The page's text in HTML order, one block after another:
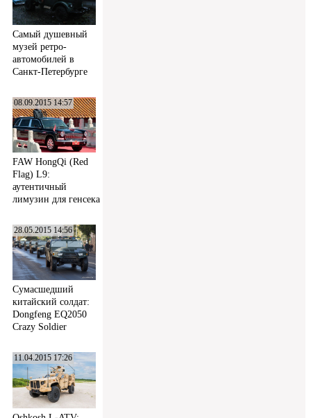
Самый душевный
музей ретро-
автомобилей в
Санкт-Петербурге
08.09.2015 14:57
FAW HongQi (Red
Flag) L9:
аутентичный
лимузин для генсека
28.05.2015 14:56
Сумасшедший
китайский солдат:
Dongfeng EQ2050
Crazy Soldier
11.04.2015 17:26